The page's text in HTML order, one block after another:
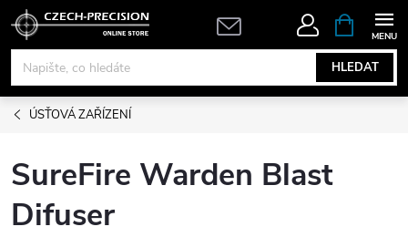
Přejít
obsah
HLEDAT
NÁKUPNÍ
KOŠÍK
ÚSŤOVÁ ZAŘÍZENÍ
SureFire Warden Blast
Difuser